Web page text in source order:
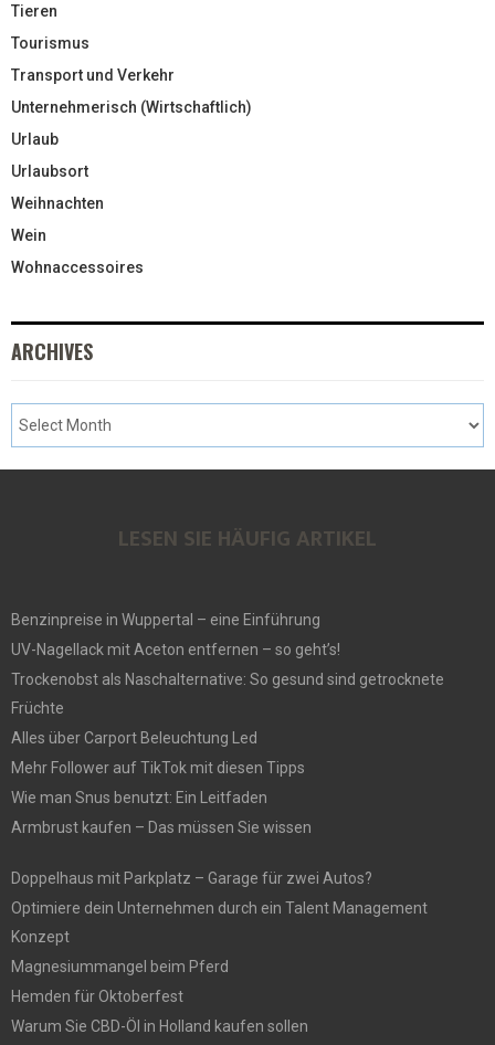
Tieren
Tourismus
Transport und Verkehr
Unternehmerisch (Wirtschaftlich)
Urlaub
Urlaubsort
Weihnachten
Wein
Wohnaccessoires
ARCHIVES
LESEN SIE HÄUFIG ARTIKEL
Benzinpreise in Wuppertal – eine Einführung
UV-Nagellack mit Aceton entfernen – so geht’s!
Trockenobst als Naschalternative: So gesund sind getrocknete
Früchte
Alles über Carport Beleuchtung Led
Mehr Follower auf TikTok mit diesen Tipps
Wie man Snus benutzt: Ein Leitfaden
Armbrust kaufen – Das müssen Sie wissen
Doppelhaus mit Parkplatz – Garage für zwei Autos?
Optimiere dein Unternehmen durch ein Talent Management
Konzept
Magnesiummangel beim Pferd
Hemden für Oktoberfest
Warum Sie CBD-Öl in Holland kaufen sollen